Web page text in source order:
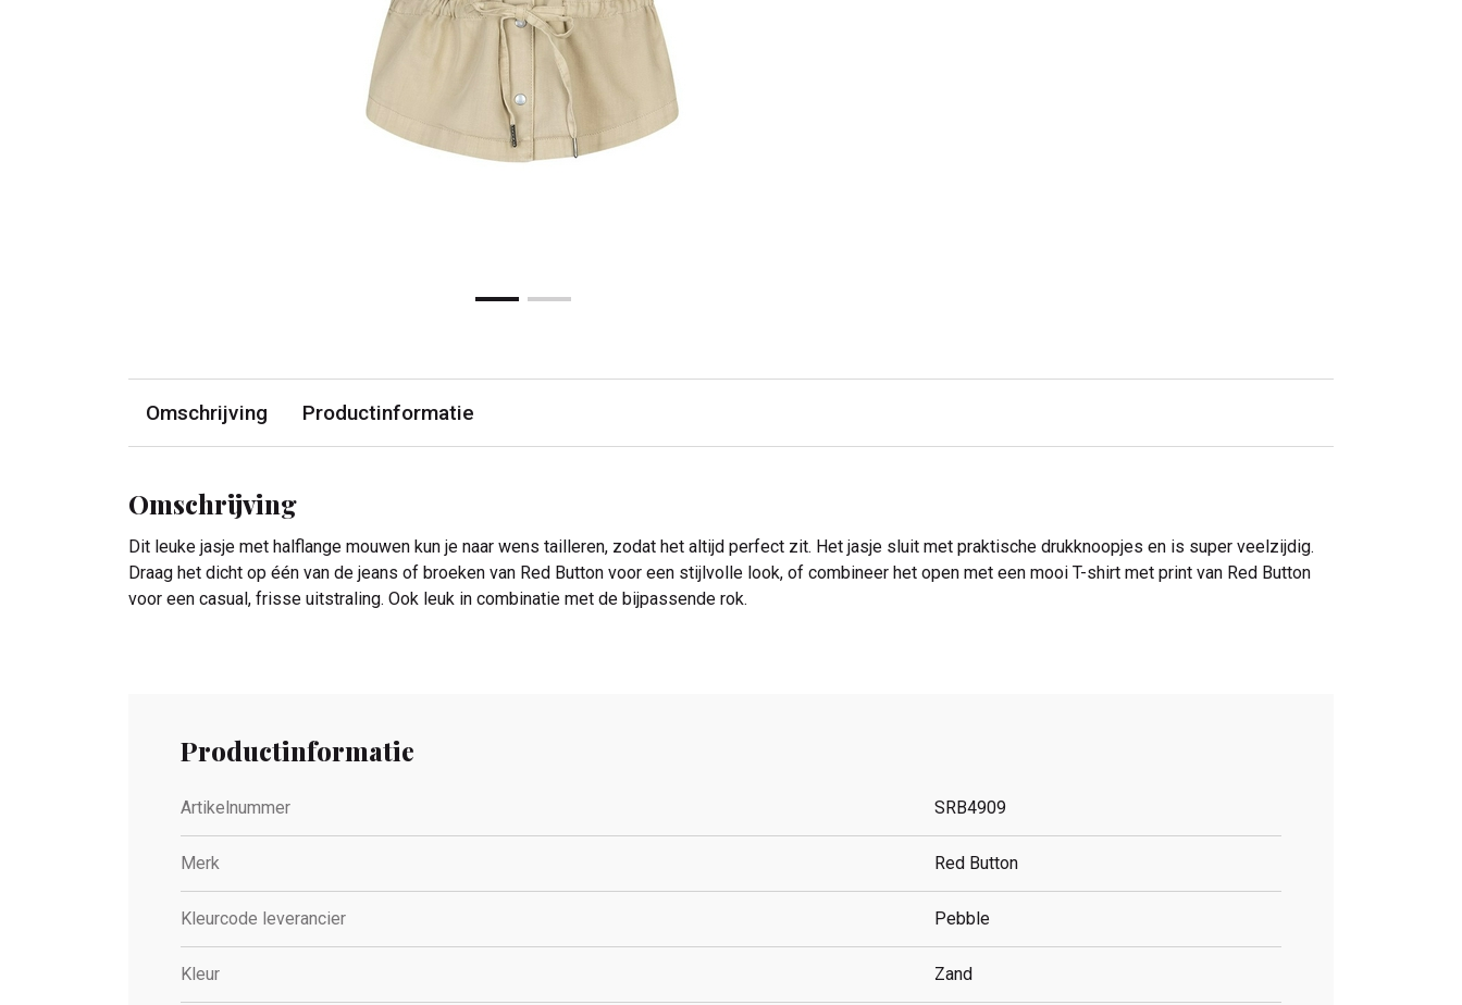
Omschrijving Productinformatie
Omschrijving
Dit leuke jasje met halflange mouwen kun je naar wens tailleren, zodat het altijd perfect zit. Het jasje sluit met praktische drukknoopjes en is super veelzijdig.
Draag het dicht op één van de jeans of broeken van Red Button voor een stijlvolle look, of combineer het open met een mooi T-shirt met print van Red Button
voor een casual, frisse uitstraling. Ook leuk in combinatie met de bijpassende rok.
Productinformatie
Artikelnummer SRB4909
Merk Red Button
Kleurcode leverancier Pebble
Kleur Zand